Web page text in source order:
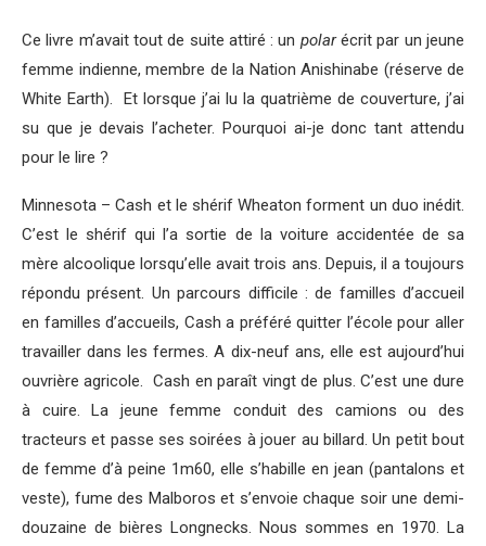
Ce livre m’avait tout de suite attiré : un polarécrit par un jeune
femme indienne, membre de la Nation Anishinabe (réserve de
White Earth). Et lorsque j’ai lu la quatrième de couverture, j’ai
su que je devais l’acheter. Pourquoi ai-je donc tant attendu
pour le lire ?
Minnesota – Cash et le shérif Wheaton forment un duo inédit.
C’est le shérif qui l’a sortie de la voiture accidentée de sa
mère alcoolique lorsqu’elle avait trois ans. Depuis, il a toujours
répondu présent. Un parcours difficile : de familles d’accueil
en familles d’accueils, Cash a préféré quitter l’école pour aller
travailler dans les fermes. A dix-neuf ans, elle est aujourd’hui
ouvrière agricole. Cash en paraît vingt de plus. C’est une dure
à cuire. La jeune femme conduit des camions ou des
tracteurs et passe ses soirées à jouer au billard. Un petit bout
de femme d’à peine 1m60, elle s’habille en jean (pantalons et
veste), fume des Malboros et s’envoie chaque soir une demi-
douzaine de bières Longnecks. Nous sommes en 1970. La